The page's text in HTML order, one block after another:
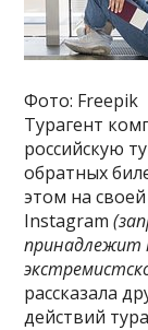
Фото: Freepik
Турагент
российскую
обратных
этом на
Instagram
принадлежит
рассказала
действий